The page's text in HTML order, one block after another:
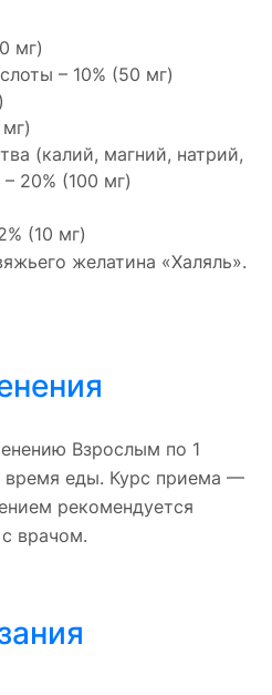
мг)
– 10% (50 мг)
(калий, магний, натрий,
20% (100 мг)
(10 мг)
желатина «Халяль».
Взрослым по 1
время еды. Курс приема —
рекомендуется
врачом.